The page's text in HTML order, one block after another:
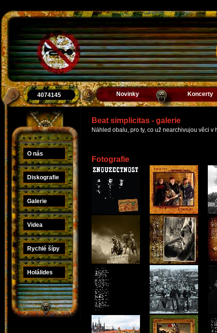
4074145 Novinky Koncerty
O nás
Diskografie
Galerie
Videa
Rychlé šípy
Holálides
Beat simplicitas - galerie
Náhled obalu, pro ty, co už nearchivujou věci v
Fotografie